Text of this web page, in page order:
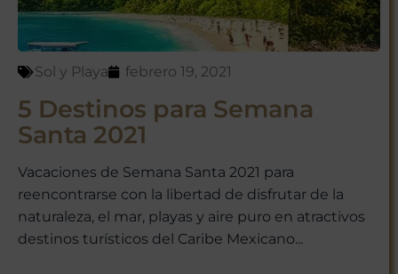
Sol y Playa febrero 19, 2021
5 Destinos para Semana
Santa 2021
Vacaciones de Semana Santa 2021 para
reencontrarse con la libertad de disfrutar de la
naturaleza, el mar, playas y aire puro en atractivos
destinos turísticos del Caribe Mexicano...
ofertas exclusivas y consejos de
viaje directamente en tu bandeja
de entrada.
¡Suscríbete y empieza a explorar
México con nosotros!